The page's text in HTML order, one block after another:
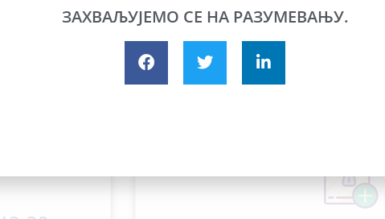
на канализациону и
објекатa.
ЗАХВАЉУЈЕМО СЕ НА РАЗУМЕВАЊУ.